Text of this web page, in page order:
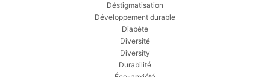
Déstigmatisation
Développement durable
Diabète
Diversité
Diversity
Durabilité